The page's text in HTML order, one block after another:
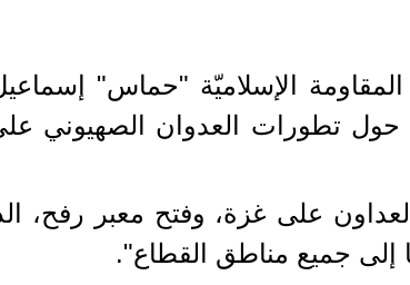
الإسلاميّة "حماس"
حول تطورات العدوان الصهيوني
على غزة، وفتح معبر رفح،
إلى جميع مناطق القطاع".